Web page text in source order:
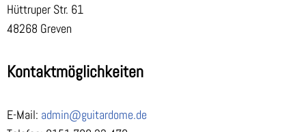
Hüttruper Str. 61
48268 Greven
Kontaktmöglichkeiten
E-Mail: admin@guitardome.de